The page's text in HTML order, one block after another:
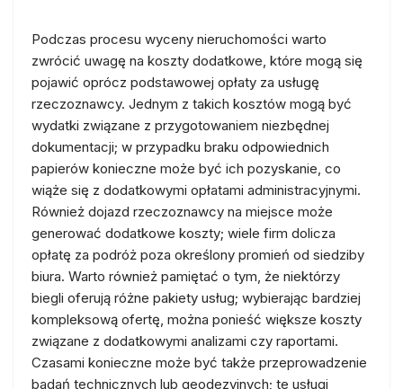
Podczas procesu wyceny nieruchomości warto
zwrócić uwagę na koszty dodatkowe, które mogą się
pojawić oprócz podstawowej opłaty za usługę
rzeczoznawcy. Jednym z takich kosztów mogą być
wydatki związane z przygotowaniem niezbędnej
dokumentacji; w przypadku braku odpowiednich
papierów konieczne może być ich pozyskanie, co
wiąże się z dodatkowymi opłatami administracyjnymi.
Również dojazd rzeczoznawcy na miejsce może
generować dodatkowe koszty; wiele firm dolicza
opłatę za podróż poza określony promień od siedziby
biura. Warto również pamiętać o tym, że niektórzy
biegli oferują różne pakiety usług; wybierając bardziej
kompleksową ofertę, można ponieść większe koszty
związane z dodatkowymi analizami czy raportami.
Czasami konieczne może być także przeprowadzenie
badań technicznych lub geodezyjnych; te usługi